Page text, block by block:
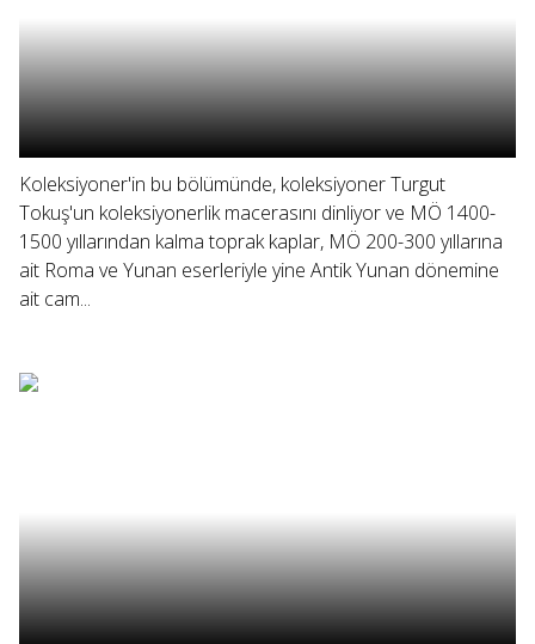
Koleksiyoner'in bu bölümünde, koleksiyoner Turgut
Tokuş'un koleksiyonerlik macerasını dinliyor ve MÖ 1400-
1500 yıllarından kalma toprak kaplar, MÖ 200-300 yıllarına
ait Roma ve Yunan eserleriyle yine Antik Yunan dönemine
ait cam...